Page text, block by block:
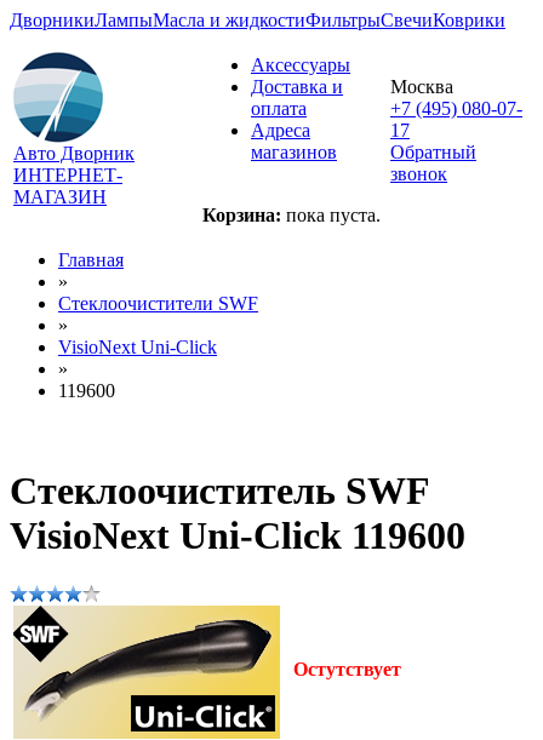
ДворникиЛампыМасла и жидкостиФильтрыСвечиКоврики
Авто Дворник
ИНТЕРНЕТ-
МАГАЗИН
Аксессуары
Доставка и
оплата
Адреса
магазинов
Корзина: пока пуста.
Москва
+7 (495) 080-07-
17
Обратный
звонок
Главная
»
Стеклоочистители SWF
»
VisioNext Uni-Click
»
119600
Стеклоочиститель SWF
VisioNext Uni-Click 119600
Остутствует